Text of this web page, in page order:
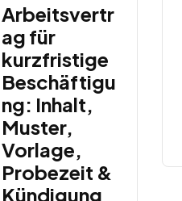
Arbeitsvertr
ag für
kurzfristige
Beschäftigu
ng: Inhalt,
Muster,
Vorlage,
Probezeit &
Kündigung